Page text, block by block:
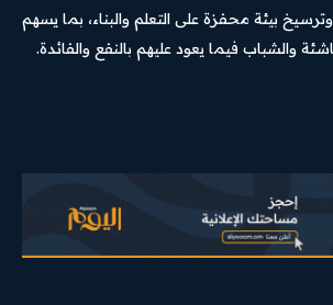
بيئة محفزة على التعلم والبناء، بما يسهم
والشباب فيما يعود عليهم بالنفع والفائدة.